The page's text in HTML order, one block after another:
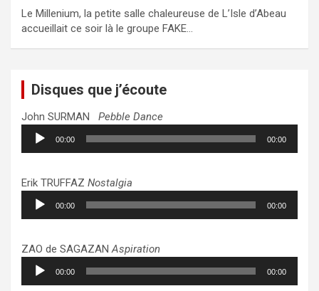
Le Millenium, la petite salle chaleureuse de L’Isle d’Abeau
accueillait ce soir là le groupe FAKE…
Disques que j’écoute
John SURMAN Pebble Dance
Lecteur
audio
00:00 00:00
Erik TRUFFAZ Nostalgia
Lecteur
audio
00:00 00:00
ZAO de SAGAZANAspiration
Lecteur
audio
00:00 00:00